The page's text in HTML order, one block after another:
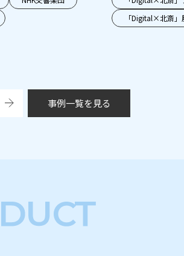
「Digital×北斎」
事例一覧を見る